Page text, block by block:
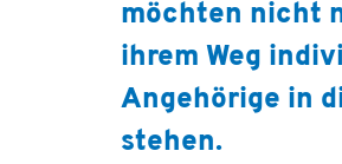
möchten nicht
ihrem Weg
Angehörige in
stehen.